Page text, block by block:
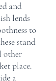
and
lends
to
stand
other
place.
a